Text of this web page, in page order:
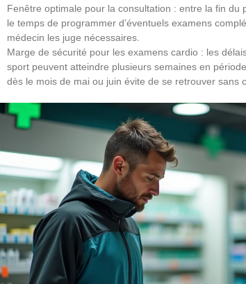
Fenêtre optimale pour la consultation : entre la fin du
le temps de programmer d’éventuels examens
médecin les juge nécessaires.
Marge de sécurité pour les examens cardio : les
sport peuvent atteindre plusieurs semaines en
dès le mois de mai ou juin évite de se retrouver sans